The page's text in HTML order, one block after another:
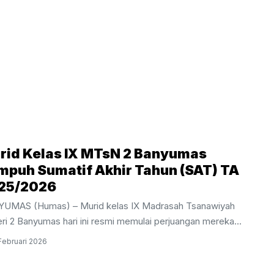
Kelas IX MTsN 2 Banyumas
Sumatif Akhir Tahun (SAT) TA
2026
(Humas) – Murid kelas IX Madrasah Tsanawiyah
2 Banyumas hari ini resmi memulai perjuangan mereka
pelaksanaan Sumatif Akhir Tahun (SAT) Tahun Ajaran
2026